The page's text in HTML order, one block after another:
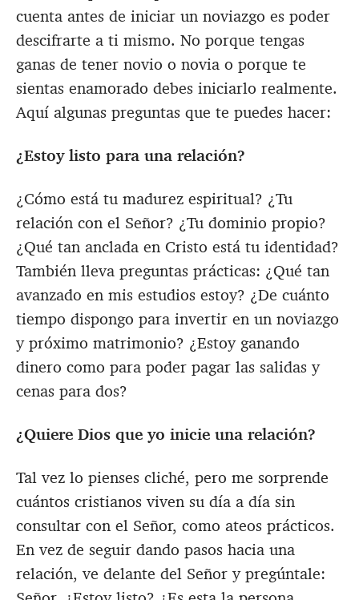
cuenta antes de iniciar un noviazgo es poder
descifrarte a ti mismo. No porque tengas
ganas de tener novio o novia o porque te
sientas enamorado debes iniciarlo realmente.
Aquí algunas preguntas que te puedes hacer:
¿Estoy listo para una relación?
¿Cómo está tu madurez espiritual? ¿Tu
relación con el Señor? ¿Tu dominio propio?
¿Qué tan anclada en Cristo está tu identidad?
También lleva preguntas prácticas: ¿Qué tan
avanzado en mis estudios estoy? ¿De cuánto
tiempo dispongo para invertir en un noviazgo
y próximo matrimonio? ¿Estoy ganando
dinero como para poder pagar las salidas y
cenas para dos?
¿Quiere Dios que yo inicie una relación?
Tal vez lo pienses cliché, pero me sorprende
cuántos cristianos viven su día a día sin
consultar con el Señor, como ateos prácticos.
En vez de seguir dando pasos hacia una
relación, ve delante del Señor y pregúntale: